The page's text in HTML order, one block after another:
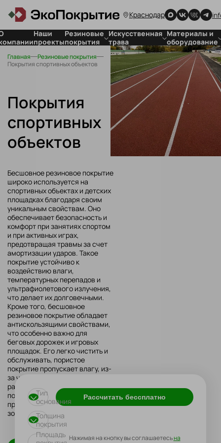
Краснодар
Наши
проекты
Резиновые
покрытия
Покрытия
для детских
объектов
для частных
Резиновая
Искусственная
трава
Для стадионов
Для футбольных
полей
Материалы и
оборудование
Для резиновых
покрытий
Для
искусственной
травы
Главная
Резиновые покрытия
Покрытия спортивных объектов
Покрытия
спортивных
объектов
Бесшовное резиновое покрытие
широко используется на
спортивных объектах и детских
площадках благодаря своим
уникальным свойствам. Оно
обеспечивает безопасность и
комфорт при занятиях спортом
и при активных играх,
предотвращая травмы за счет
амортизации ударов. Такое
покрытие устойчиво к
воздействию влаги,
температурных перепадов и
ультрафиолетового излучения,
что делает их долговечными.
Кроме того, бесшовное
резиновое покрытие обладает
антискользящими свойствами,
что особенно важно для
беговых дорожек и игровых
площадок. Его легко чистить и
обслуживать, пористое
покрытие пропускает влагу, из-
за чего не образуются лужи, а
разнообразие цветов
позволяет создавать яркие и
привлекательные спортивные
зоны и детские площадки.
Тип
основания
Толщина
покрытия
Площадь
Рассчитать бессплатно
Нажимая на кнопку вы соглашаетесьна